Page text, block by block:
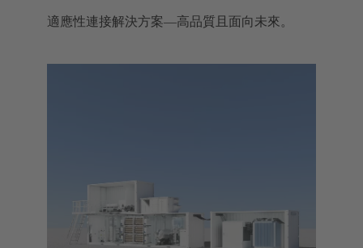
適應性連接解決方案—高品質且面向未來。